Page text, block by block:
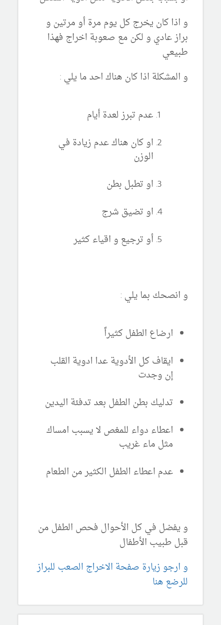
و اذا كان يخرج كل يوم مرة أو مرتين و
براز عادي و لكن مع صعوبة اخراج فهذا
طبيعي
و المشكلة اذا كان هناك احد ما يلي :
عدم تبرز لعدة أيام
او كان هناك عدم زيادة في
الوزن
او تطبل بطن
او تضيق شرج
أو ترجيع و اقياء كثير
و انصحك بما يلي :
ارضاع الطفل كثيراً
ايقاف كل الأدوية عدا ادوية القلب
إن وجدت
تدليك بطن الطفل بعد تدفئة اليدين
اعطاء دواء للمغص لا يسبب امساك
مثل ماء غريب
عدم اعطاء الطفل الكثير من الطعام
و يفضل في كل الأحوال فحص الطفل من
قبل طبيب الأطفال
و ارجو زيارة صفحة الاخراج الصعب للبراز
للرضع هنا